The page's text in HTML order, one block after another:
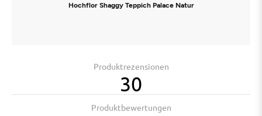
Hochflor Shaggy Teppich Palace Natur
Produktrezensionen
30
Produktbewertungen